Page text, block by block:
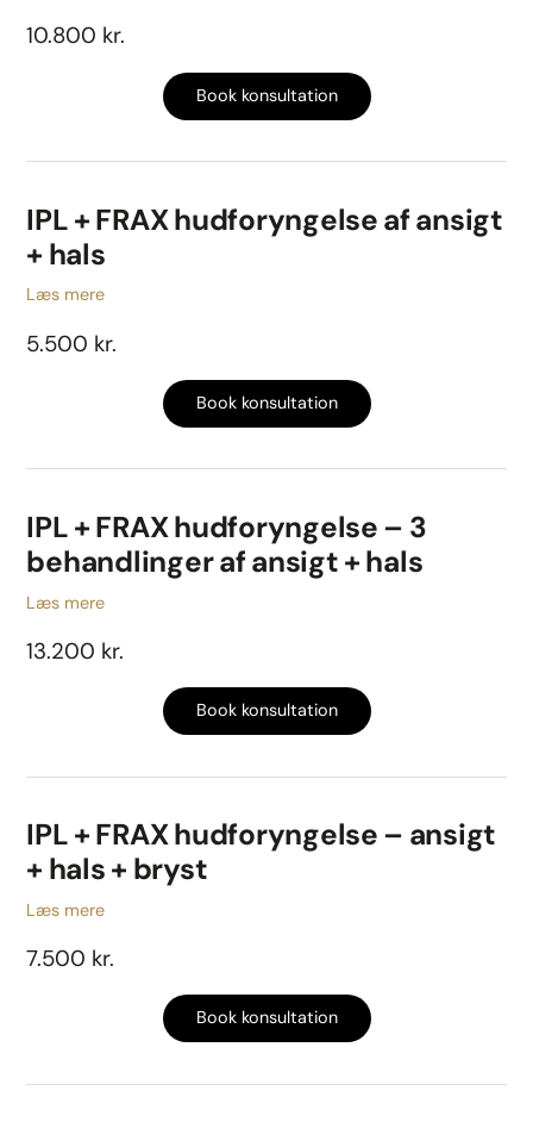
10.800 kr.
Book konsultation
IPL + FRAX hudforyngelse af ansigt
+ hals
Læs mere
5.500 kr.
Book konsultation
IPL + FRAX hudforyngelse – 3
behandlinger af ansigt + hals
Læs mere
13.200 kr.
Book konsultation
IPL + FRAX hudforyngelse – ansigt
+ hals + bryst
Læs mere
7.500 kr.
Book konsultation